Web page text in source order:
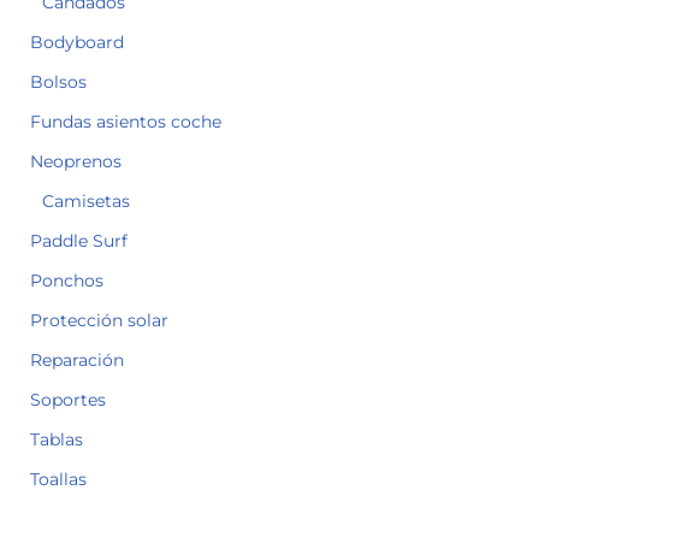
Bodyboard
Bolsos
Fundas asientos coche
Neoprenos
Camisetas
Paddle Surf
Ponchos
Protección solar
Reparación
Soportes
Tablas
Toallas